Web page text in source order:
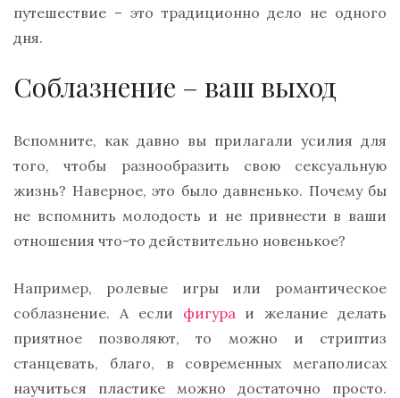
путешествие – это традиционно дело не одного
дня.
Соблазнение – ваш выход
Вспомните, как давно вы прилагали усилия для
того, чтобы разнообразить свою сексуальную
жизнь? Наверное, это было давненько. Почему бы
не вспомнить молодость и не привнести в ваши
отношения что-то действительно новенькое?
Например, ролевые игры или романтическое
соблазнение. А если фигура и желание делать
приятное позволяют, то можно и стриптиз
станцевать, благо, в современных мегаполисах
научиться пластике можно достаточно просто.